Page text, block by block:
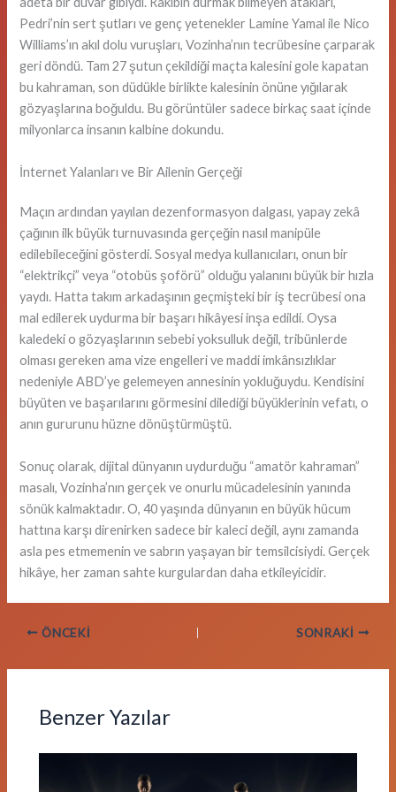
Pedri’nin sert şutları ve genç yetenekler Lamine Yamal ile Nico
Williams’ın akıl dolu vuruşları, Vozinha’nın tecrübesine çarparak
geri döndü. Tam 27 şutun çekildiği maçta kalesini gole kapatan
bu kahraman, son düdükle birlikte kalesinin önüne yığılarak
gözyaşlarına boğuldu. Bu görüntüler sadece birkaç saat içinde
milyonlarca insanın kalbine dokundu.
İnternet Yalanları ve Bir Ailenin Gerçeği
Maçın ardından yayılan dezenformasyon dalgası, yapay zekâ
çağının ilk büyük turnuvasında gerçeğin nasıl manipüle
edilebileceğini gösterdi. Sosyal medya kullanıcıları, onun bir
“elektrikçi” veya “otobüs şoförü” olduğu yalanını büyük bir hızla
yaydı. Hatta takım arkadaşının geçmişteki bir iş tecrübesi ona
mal edilerek uydurma bir başarı hikâyesi inşa edildi. Oysa
kaledeki o gözyaşlarının sebebi yoksulluk değil, tribünlerde
olması gereken ama vize engelleri ve maddi imkânsızlıklar
nedeniyle ABD’ye gelemeyen annesinin yokluğuydu. Kendisini
büyüten ve başarılarını görmesini dilediği büyüklerinin vefatı, o
anın gururunu hüzne dönüştürmüştü.
Sonuç olarak, dijital dünyanın uydurduğu “amatör kahraman”
masalı, Vozinha’nın gerçek ve onurlu mücadelesinin yanında
sönük kalmaktadır. O, 40 yaşında dünyanın en büyük hücum
hattına karşı direnirken sadece bir kaleci değil, aynı zamanda
asla pes etmemenin ve sabrın yaşayan bir temsilcisiydi. Gerçek
hikâye, her zaman sahte kurgulardan daha etkileyicidir.
ÖNCEKI SONRAKI
Benzer Yazılar